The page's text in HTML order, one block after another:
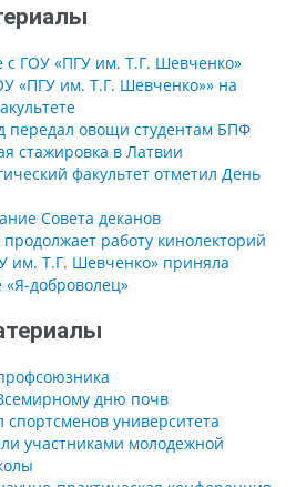
с ГОУ «ПГУ им. Т.Г. Шевченко»
«ПГУ им. Т.Г. Шевченко»» на
передал овощи студентам БПФ
стажировка в Латвии
факультет отметил День
Совета деканов
работу кинолекторий
им. Т.Г. Шевченко» приняла
доброволец»
дню почв
спортсменов университета
участниками молодежной